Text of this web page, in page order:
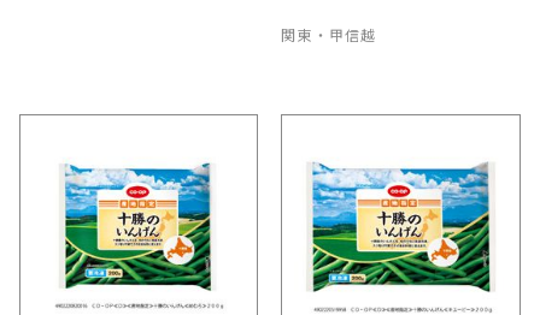
関東・甲信越